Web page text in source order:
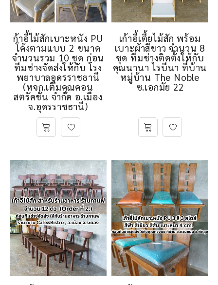
ก้าอี้ไม้สักเบาะหนัง PU
โค้งตามแบบ 2 ขนาด
จำนวนรวม 10 ชุด ก่อน
ทีมช่างจัดส่งให้กับ โรง
พยาบาลอุดรราชธานี
(หจก.เต็มคุณคอน
สตรัคชั่น จำกัด อ.เมือง
จ.อุดรราชธานี)
เก้าอี้เตี้ยไม้สัก พร้อม
เบาะผ้าสีขาว จำนวน 8
ชุด ทีมช่างติดตั้งให้กับ
คุณนานา ไรบีนา ที่บ้าน
หมู่บ้าน The Noble
ซ.เอกมัย 22